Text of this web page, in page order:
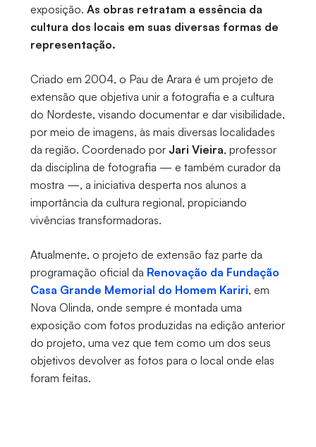
exposição. As obras retratam a essência da
cultura dos locais em suas diversas formas de
representação.
Criado em 2004, o Pau de Arara é um projeto de
extensão que objetiva unir a fotografia e a cultura
do Nordeste, visando documentar e dar visibilidade,
por meio de imagens, às mais diversas localidades
da região. Coordenado por Jari Vieira, professor
da disciplina de fotografia — e também curador da
mostra —, a iniciativa desperta nos alunos a
importância da cultura regional, propiciando
vivências transformadoras.
Atualmente, o projeto de extensão faz parte da
programação oficial da Renovação da Fundação
Casa Grande Memorial do Homem Kariri, em
Nova Olinda, onde sempre é montada uma
exposição com fotos produzidas na edição anterior
do projeto, uma vez que tem como um dos seus
objetivos devolver as fotos para o local onde elas
foram feitas.